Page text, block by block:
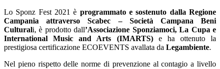
Lo Sponz Fest 2021 è programmato e sostenuto dalla Regione
Campania attraverso Scabec – Società Campana Beni
Culturali, è prodotto dall’Associazione Sponziamoci, La Cupa e
International Music and Arts (IMARTS)e ha ottenuto la
prestigiosa certificazione ECOEVENTS avallata da Legambiente.
Nel pieno rispetto delle norme di prevenzione al contagio a livello